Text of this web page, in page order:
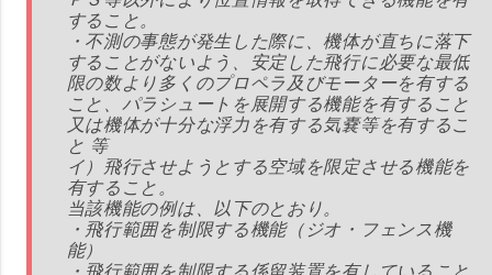
すること。
・不測の事態が発生した際に、機体が直ちに落下
することがないよう、安定した飛行に必要な最低
限の数より多くのプロペラ及びモーターを有する
こと、パラシュートを展開する機能を有すること
又は機体が十分な浮力を有する気嚢等を有するこ
と 等
イ）飛行させようとする空域を限定させる機能を
有すること。
当該機能の例は、以下のとおり。
・飛行範囲を制限する機能（ジオ・フェンス機
能）
・飛行範囲を制限する係留装置を有していること